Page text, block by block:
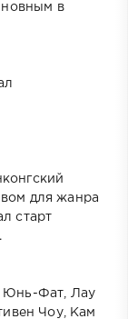
в
для жанра
старт
Юнь-Фат, Лау
Чоу, Кам